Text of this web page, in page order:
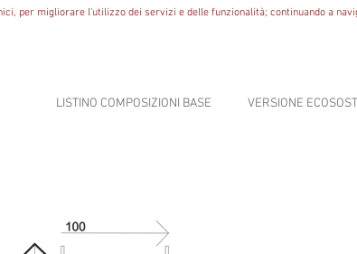
per migliorare l'utilizzo dei servizi e delle funzionalità; continuando a
LISTINO COMPOSIZIONI BASE VERSIONE